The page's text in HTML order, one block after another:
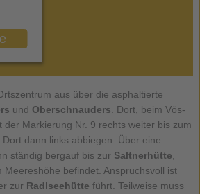
aus über die asphaltierte
und Oberschnauders . Dort, beim Vös-
der Markierung Nr. 9 rechts weiter bis zum
. Dort dann links abbiegen. Über eine
ständig bergauf bis zur Saltnerhütte
Meereshöhe befindet. Anspruchsvoll ist
zur Radlseehütte führt. Teilweise muss